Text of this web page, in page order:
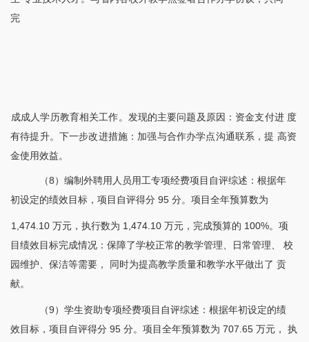
完
成成人学历教育相关工作。发现的主要问题及原因：资金支付进 度
有待提升。下一步改进措施：加强与合作办学点沟通联系，提 高资
金使用效益。
（8）编制外聘用人员用工专项经费项目自评综述：根据年
初设定的绩效目标，项目自评得分 95 分。项目全年预算数为
1,474.10 万元，执行数为 1,474.10 万元，完成预算的 100%。项
目绩效目标完成情况：保障了学校正常的教学管理、日常管理、 校
园维护、保洁等需要， 同时为提高教学质量和教学水平做出了 贡
献。
（9）学生资助专项经费项目自评综述：根据年初设定的绩
效目标，项目自评得分 95 分。项目全年预算数为 707.65 万元， 执